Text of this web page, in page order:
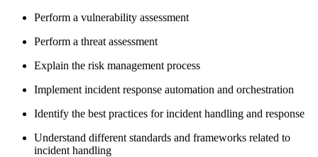
Perform a vulnerability assessment
Perform a threat assessment
Explain the risk management process
Implement incident response automation and orchestration
Identify the best practices for incident handling and response
Understand different standards and frameworks related to
incident handling